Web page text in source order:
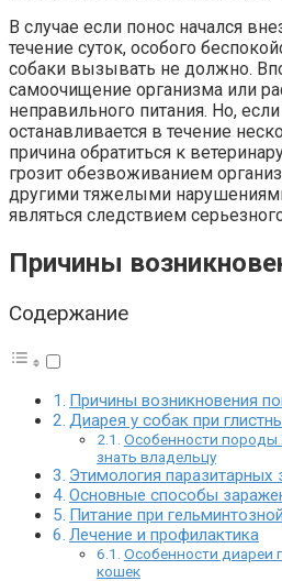
В случае если понос начался
течение суток, особого
собаки вызывать не должно.
самоочищение организма или
неправильного питания. Но,
останавливается в течение
причина обратиться к
грозит обезвоживанием
другими тяжелыми
являться следствием
Причины
Содержание
Причины возникновения
Диарея у собак при
Особенности породы
знать владельцу
Этимология паразитарных
Основные способы
Питание при
Лечение и профилактика
Особенности диареи
кошек